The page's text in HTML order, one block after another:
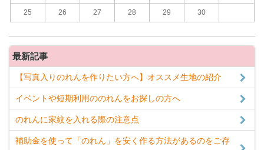
25 26 27 28 29 30
最新記事
【写真入りのれんを作りたい方へ】オススメ生地の紹介
イベントや短期利用ののれんをお探しの方へ
のれんに家紋を入れる際の注意点
補助金を使って「のれん」を安く作る方法があるのをご存